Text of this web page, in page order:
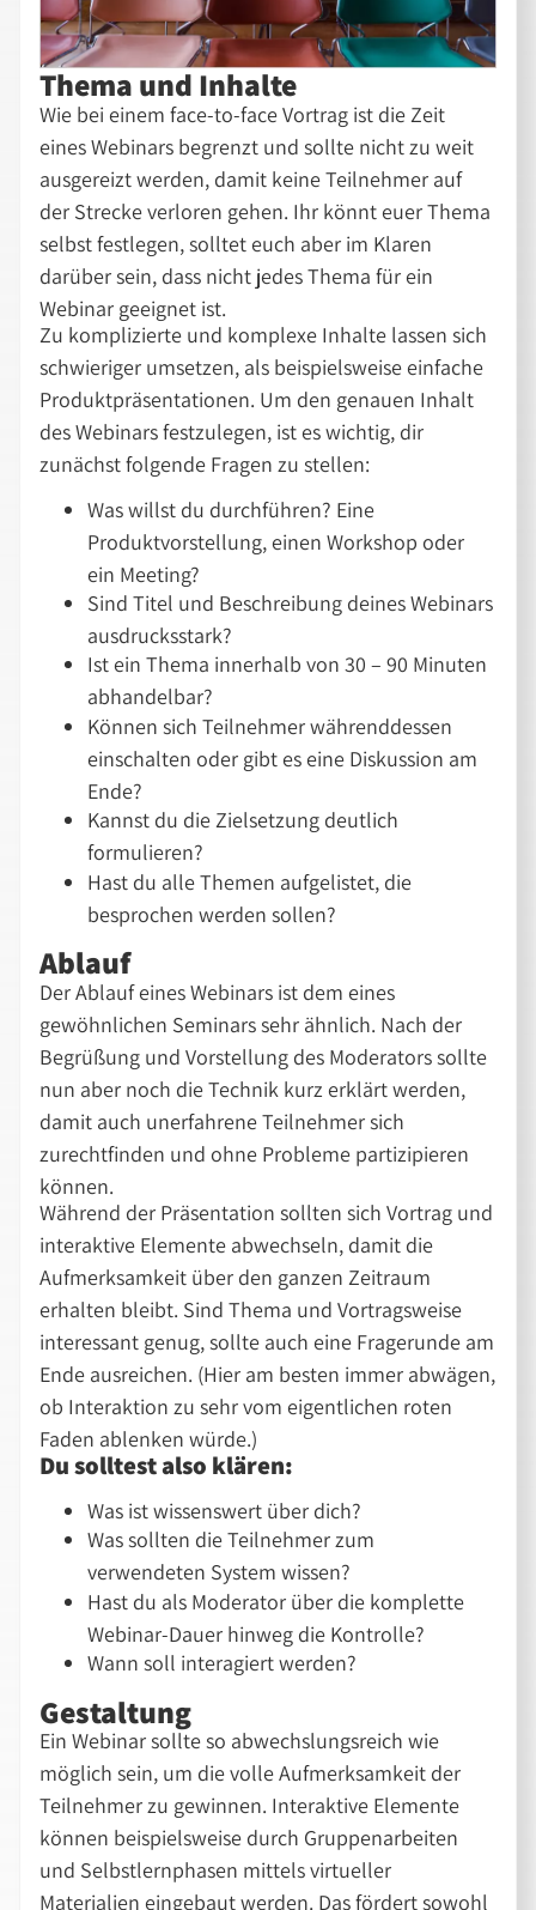
Thema und Inhalte
Wie bei einem face-to-face Vortrag ist die Zeit
eines Webinars begrenzt und sollte nicht zu weit
ausgereizt werden, damit keine Teilnehmer auf
der Strecke verloren gehen. Ihr könnt euer Thema
selbst festlegen, solltet euch aber im Klaren
darüber sein, dass nicht jedes Thema für ein
Webinar geeignet ist.
Zu komplizierte und komplexe Inhalte lassen sich
schwieriger umsetzen, als beispielsweise einfache
Produktpräsentationen. Um den genauen Inhalt
des Webinars festzulegen, ist es wichtig, dir
zunächst folgende Fragen zu stellen:
Was willst du durchführen? Eine
Produktvorstellung, einen Workshop oder
ein Meeting?
Sind Titel und Beschreibung deines Webinars
ausdrucksstark?
Ist ein Thema innerhalb von 30 – 90 Minuten
abhandelbar?
Können sich Teilnehmer währenddessen
einschalten oder gibt es eine Diskussion am
Ende?
Kannst du die Zielsetzung deutlich
formulieren?
Hast du alle Themen aufgelistet, die
besprochen werden sollen?
Ablauf
Der Ablauf eines Webinars ist dem eines
gewöhnlichen Seminars sehr ähnlich. Nach der
Begrüßung und Vorstellung des Moderators sollte
nun aber noch die Technik kurz erklärt werden,
damit auch unerfahrene Teilnehmer sich
zurechtfinden und ohne Probleme partizipieren
können.
Während der Präsentation sollten sich Vortrag und
interaktive Elemente abwechseln, damit die
Aufmerksamkeit über den ganzen Zeitraum
erhalten bleibt. Sind Thema und Vortragsweise
interessant genug, sollte auch eine Fragerunde am
Ende ausreichen. (Hier am besten immer abwägen,
ob Interaktion zu sehr vom eigentlichen roten
Faden ablenken würde.)
Du solltest also klären:
Was ist wissenswert über dich?
Was sollten die Teilnehmer zum
verwendeten System wissen?
Hast du als Moderator über die komplette
Webinar-Dauer hinweg die Kontrolle?
Wann soll interagiert werden?
Gestaltung
Ein Webinar sollte so abwechslungsreich wie
möglich sein, um die volle Aufmerksamkeit der
Teilnehmer zu gewinnen. Interaktive Elemente
können beispielsweise durch Gruppenarbeiten
und Selbstlernphasen mittels virtueller
Materialien eingebaut werden. Das fördert sowohl